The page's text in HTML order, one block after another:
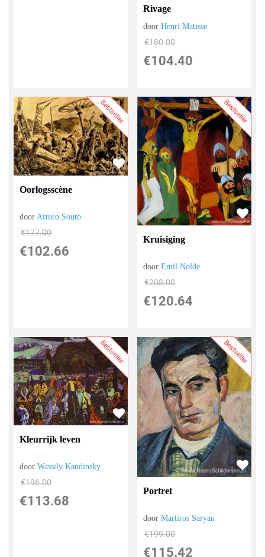
Rivage
doorHenri Matisse
€180.00
€104.40
Bestseller
Oorlogsscène
doorArturo Souto
€177.00
€102.66
Bestseller
Kruisiging
doorEmil Nolde
€208.00
€120.64
Bestseller
Kleurrijk leven
doorWassily Kandinsky
€196.00
€113.68
Bestseller
Portret
doorMartiros Saryan
€199.00
€115.42